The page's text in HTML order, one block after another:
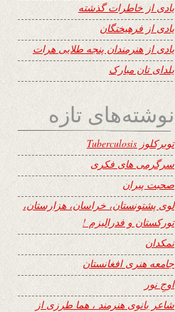
یادی از خاطرات گذشته
یادی از فرهیختگان
یادی از هنرمندان پنجه طلایی هرات
یلدای تان مبارک
نوشته‌های تازه
توبرکلوز Tuberculosis
سرگرمی های فکری
صحبت پیران
لوی پشتونستان، خراسان، هزارستان،
تورکستان و فدرالیزم !
نمکدان
جامعه هنری افغانستان
اوجِ نور
شاعر بانوی هنرمند ، هما طرزی از